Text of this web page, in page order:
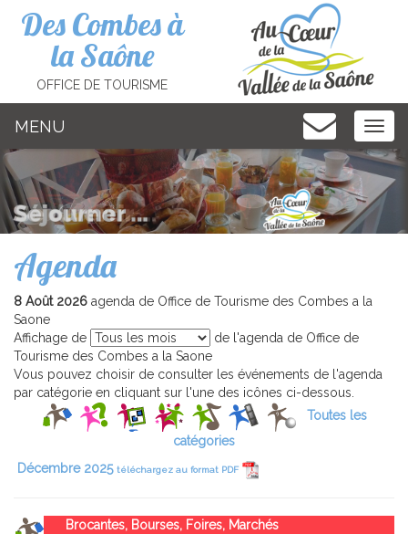
Des Combes à
la Saône
OFFICE DE TOURISME
MENU
Agenda
8 Août 2026 agenda de Office de Tourisme des Combes a la
Saone
Affichage de
de l'agenda de Office de
Tourisme des Combes a la Saone
Vous pouvez choisir de consulter les événements de l'agenda
par catégorie en cliquant sur l'une des icônes ci-dessous.
Toutes les
catégories
Décembre 2025 téléchargez au format PDF
Brocantes, Bourses, Foires, Marchés